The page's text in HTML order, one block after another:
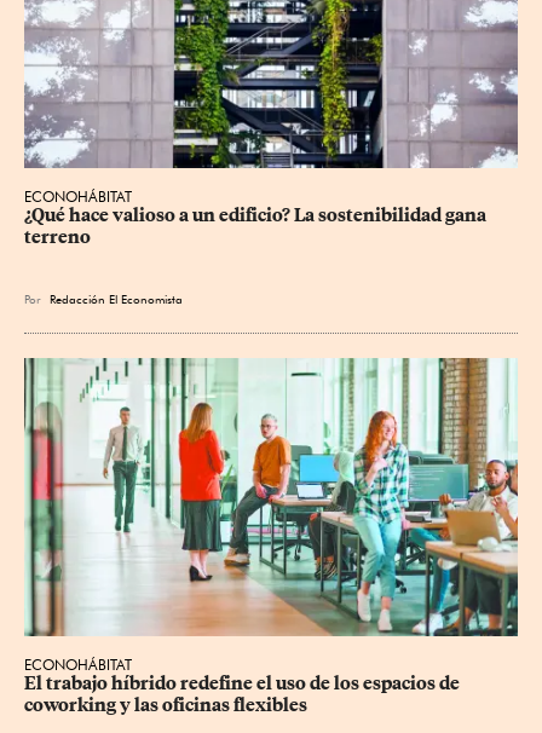
ECONOHÁBITAT
¿Qué hace valioso a un edificio? La sostenibilidad gana
terreno
Por Redacción El Economista
ECONOHÁBITAT
El trabajo híbrido redefine el uso de los espacios de
coworking y las oficinas flexibles